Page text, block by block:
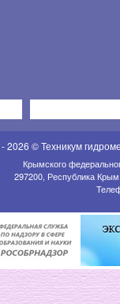
2026 © Техникум
Крымского
297200, Республика